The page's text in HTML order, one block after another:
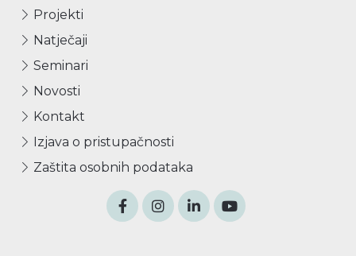
Projekti
Natječaji
Seminari
Novosti
Kontakt
Izjava o pristupačnosti
Zaštita osobnih podataka